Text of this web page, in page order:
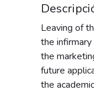
Leaving of
the
the
future
the